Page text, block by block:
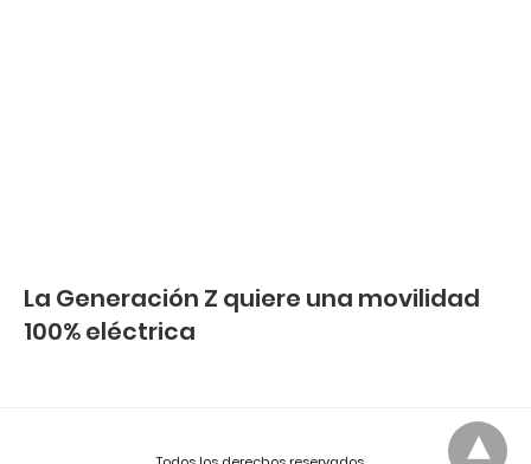
La Generación Z quiere una movilidad
100% eléctrica